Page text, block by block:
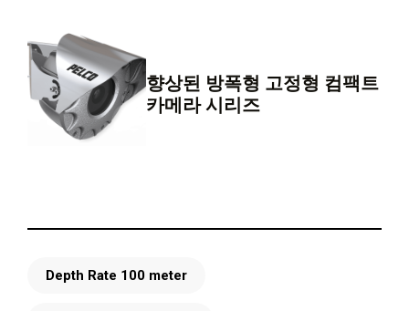
향상된 방폭형 고정형 컴팩트
카메라 시리즈
Depth Rate 100 meter